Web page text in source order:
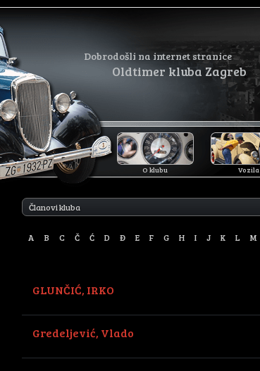
Dobrodošli na internet stranice
Oldtimer kluba Zagreb
O klubu Vozila
Članovi kluba
A B C Č Ć D Đ E F G H I J K L M
GLUNČIĆ, IRKO
Gredeljević, Vlado